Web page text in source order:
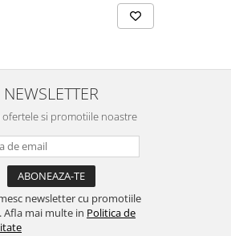
NEWSLETTER
ofertele si promotiile noastre
newsletter cu promotiile
Afla mai multe in Politica de